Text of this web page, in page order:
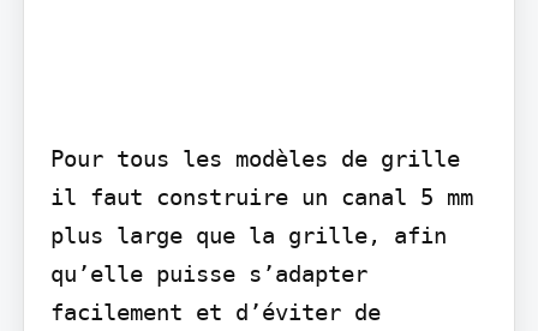
Pour tous les modèles de grille
il faut construire un canal 5 mm
plus large que la grille, afin
qu’elle puisse s’adapter
facilement et d’éviter de